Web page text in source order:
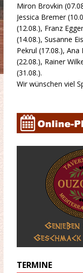
Miron Brovkin
Jessica Bremer
(12.08.), Franz
(14.08.), Susanne
Pekrul (17.08.), Ana
(22.08.), Rainer
(31.08.).
Wir wünschen viel
TERMINE